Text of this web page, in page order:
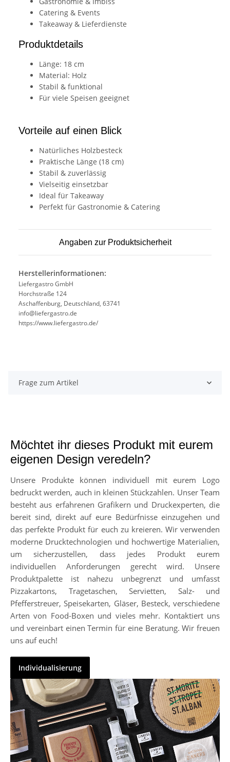
Catering & Events
Takeaway & Lieferdienste
Produktdetails
Länge: 18 cm
Material: Holz
Stabil & funktional
Für viele Speisen geeignet
Vorteile auf einen Blick
Natürliches Holzbesteck
Praktische Länge (18 cm)
Stabil & zuverlässig
Vielseitig einsetzbar
Ideal für Takeaway
Perfekt für Gastronomie & Catering
Angaben zur Produktsicherheit
Herstellerinformationen:
Liefergastro GmbH
Horchstraße 124
Aschaffenburg, Deutschland, 63741
info@liefergastro.de
https://www.liefergastro.de/
Frage zum Artikel
Möchtet ihr dieses Produkt mit eurem
eigenen Design veredeln?
Unsere Produkte können individuell mit eurem Logo
bedruckt werden, auch in kleinen Stückzahlen. Unser Team
besteht aus erfahrenen Grafikern und Druckexperten, die
bereit sind, direkt auf eure Bedürfnisse einzugehen und
das perfekte Produkt für euch zu kreieren. Wir verwenden
moderne Drucktechnologien und hochwertige Materialien,
um sicherzustellen, dass jedes Produkt eurem
individuellen Anforderungen gerecht wird. Unsere
Produktpalette ist nahezu unbegrenzt und umfasst
Pizzakartons, Tragetaschen, Servietten, Salz- und
Pfefferstreuer, Speisekarten, Gläser, Besteck, verschiedene
Arten von Food-Boxen und vieles mehr. Kontaktiert uns
und vereinbart einen Termin für eine Beratung. Wir freuen
uns auf euch!
Individualisierung